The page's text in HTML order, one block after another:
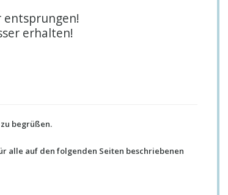
entsprungen!
erhalten!
begrüßen.
alle auf den folgenden Seiten beschriebenen